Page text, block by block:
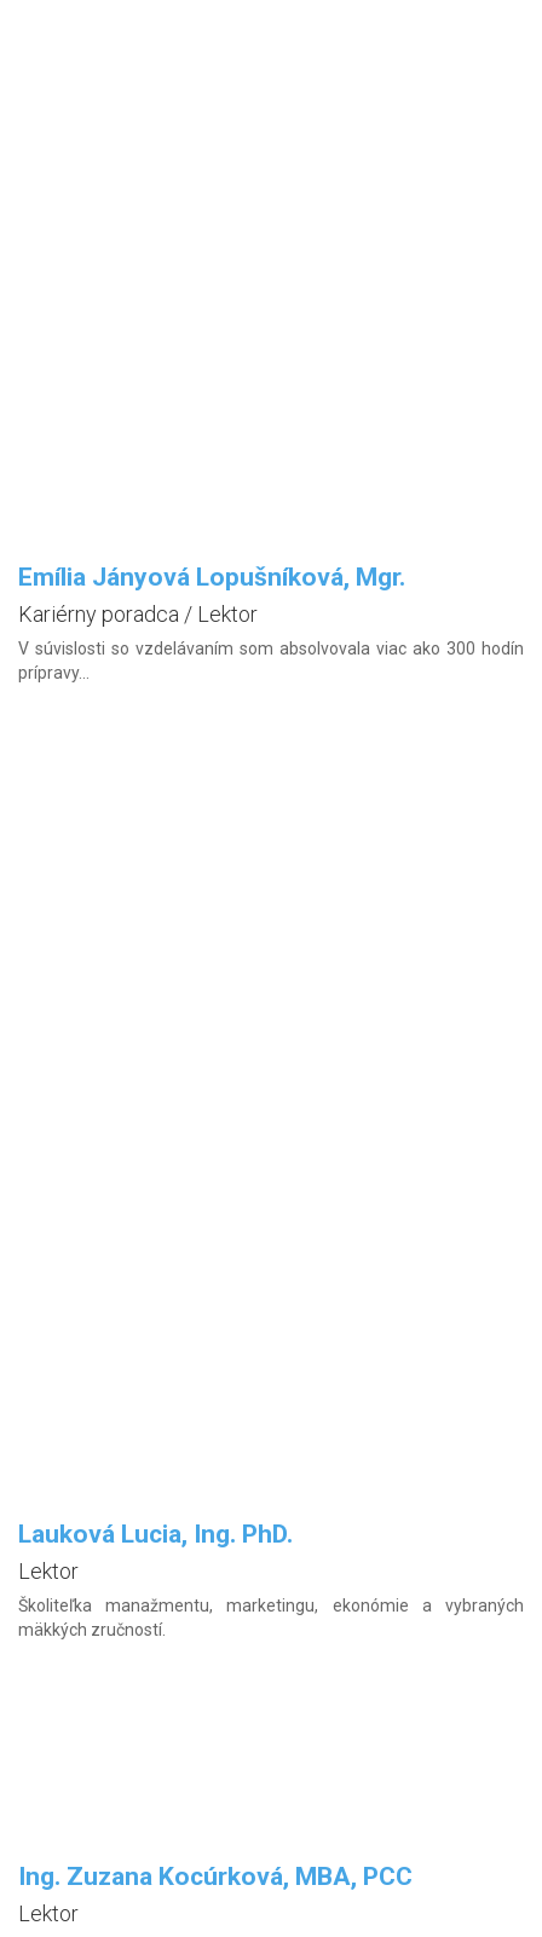
Emília Jányová Lopušníková, Mgr.
Kariérny poradca / Lektor
V súvislosti so vzdelávaním som absolvovala viac ako 300 hodín
prípravy...
Lauková Lucia, Ing. PhD.
Lektor
Školiteľka manažmentu, marketingu, ekonómie a vybraných
mäkkých zručností.
Ing. Zuzana Kocúrková, MBA, PCC
Lektor